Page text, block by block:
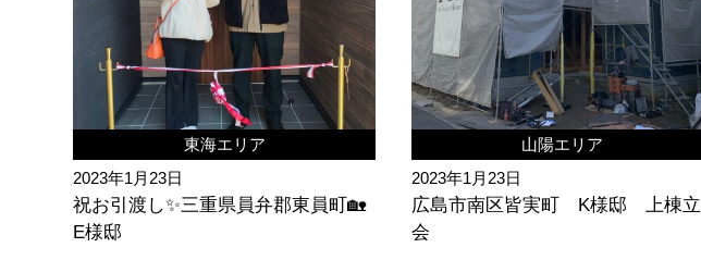
東海エリア
2023年1月23日
祝お引渡し✨三重県員弁郡東員町🏡
E様邸
山陽エリア
2023年1月23日
広島市南区皆実町 K様邸 上棟立
会